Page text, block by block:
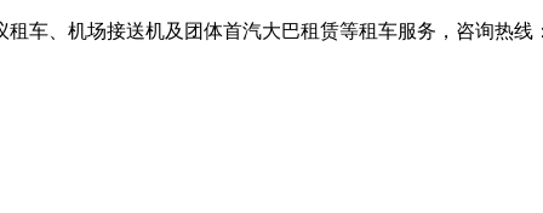
车、机场接送机及团体首汽大巴租赁等租车服务，咨询热线